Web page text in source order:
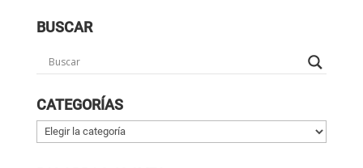
BUSCAR
CATEGORÍAS
Categorías